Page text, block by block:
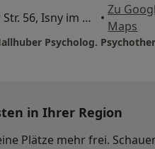
Maierhöfener Str. 56, Isny im Allgäu •
Zu
Maps
in Ihrer Region
Plätze mehr frei.